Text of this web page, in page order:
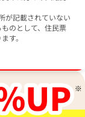
が記載されていない
のとして、住民票
す。